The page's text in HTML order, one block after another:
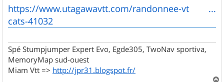
s
s
a
g
https://www.utagawavtt.com/randonnee-vt ...
cats-41032
Spé Stumpjumper Expert Evo, Egde305, TwoNav sportiva,
MemoryMap sud-ouest
Miam Vtt => http://jpr31.blogspot.fr/